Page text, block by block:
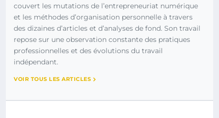
couvert les mutations de l’entrepreneuriat numérique
et les méthodes d’organisation personnelle à travers
des dizaines d’articles et d’analyses de fond. Son travail
repose sur une observation constante des pratiques
professionnelles et des évolutions du travail
indépendant.
VOIR TOUS LES ARTICLES